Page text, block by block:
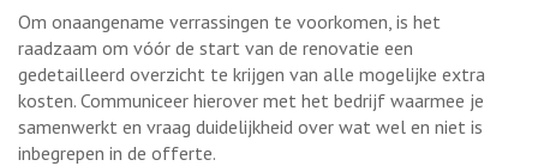
Om onaangename verrassingen te voorkomen, is het
raadzaam om vóór de start van de renovatie een
gedetailleerd overzicht te krijgen van alle mogelijke extra
kosten. Communiceer hierover met het bedrijf waarmee je
samenwerkt en vraag duidelijkheid over wat wel en niet is
inbegrepen in de offerte.